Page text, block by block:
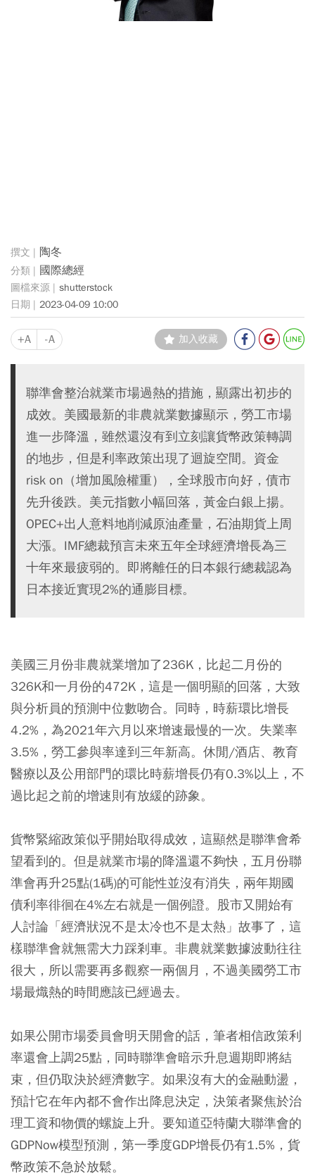
陶冬
國際總經
shutterstock
2023-04-09 10:00
+A -A 加入收藏
聯準會整治就業市場過熱的措施，顯露出初步的
成效。美國最新的非農就業數據顯示，勞工市場
進一步降溫，雖然還沒有到立刻讓貨幣政策轉調
的地步，但是利率政策出現了迴旋空間。資金
risk on（增加風險權重），全球股市向好，債市
先升後跌。美元指數小幅回落，黃金白銀上揚。
OPEC+出人意料地削減原油產量，石油期貨上周
大漲。IMF總裁預言未來五年全球經濟增長為三
十年來最疲弱的。即將離任的日本銀行總裁認為
日本接近實現2%的通膨目標。
美國三月份非農就業增加了236K，比起二月份的
326K和一月份的472K，這是一個明顯的回落，大致
與分析員的預測中位數吻合。同時，時薪環比增長
4.2%，為2021年六月以來增速最慢的一次。失業率
3.5%，勞工參與率達到三年新高。休閒/酒店、教育
醫療以及公用部門的環比時薪增長仍有0.3%以上，不
過比起之前的增速則有放緩的跡象。
貨幣緊縮政策似乎開始取得成效，這顯然是聯準會希
望看到的。但是就業市場的降溫還不夠快，五月份聯
準會再升25點(1碼)的可能性並沒有消失，兩年期國
債利率徘徊在4%左右就是一個例證。股市又開始有
人討論「經濟狀況不是太冷也不是太熱」故事了，這
樣聯準會就無需大力踩剎車。非農就業數據波動往往
很大，所以需要再多觀察一兩個月，不過美國勞工市
場最熾熱的時間應該已經過去。
如果公開市場委員會明天開會的話，筆者相信政策利
率還會上調25點，同時聯準會暗示升息週期即將結
束，但仍取決於經濟數字。如果沒有大的金融動盪，
預計它在年內都不會作出降息決定，決策者聚焦於治
理工資和物價的螺旋上升。要知道亞特蘭大聯準會的
GDPNow模型預測，第一季度GDP增長仍有1.5%，貨
幣政策不急於放鬆。